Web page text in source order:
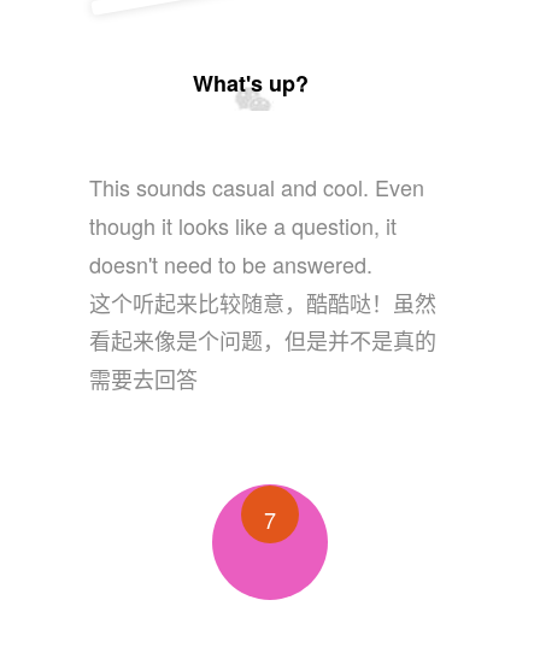
What's up?
This sounds casual and cool. Even
though it looks like a question, it
doesn't need to be answered.
这个听起来比较随意，酷酷哒！虽然
看起来像是个问题，但是并不是真的
需要去回答
7